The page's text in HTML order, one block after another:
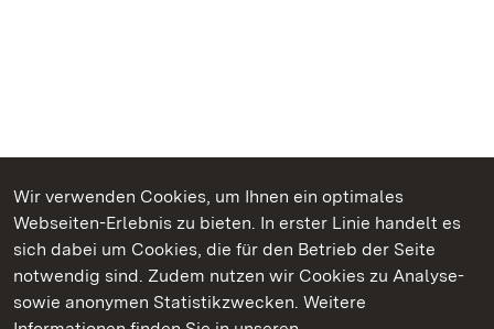
Wir verwenden Cookies, um Ihnen ein optimales
Webseiten-Erlebnis zu bieten. In erster Linie handelt es
sich dabei um Cookies, die für den Betrieb der Seite
notwendig sind. Zudem nutzen wir Cookies zu Analyse-
sowie anonymen Statistikzwecken. Weitere
Kommen. Staunen. Genießen.